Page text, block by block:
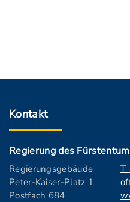
Kontakt
Regierung des
Regierungsgebäude
Peter-Kaiser-Platz 1
Postfach 684
T